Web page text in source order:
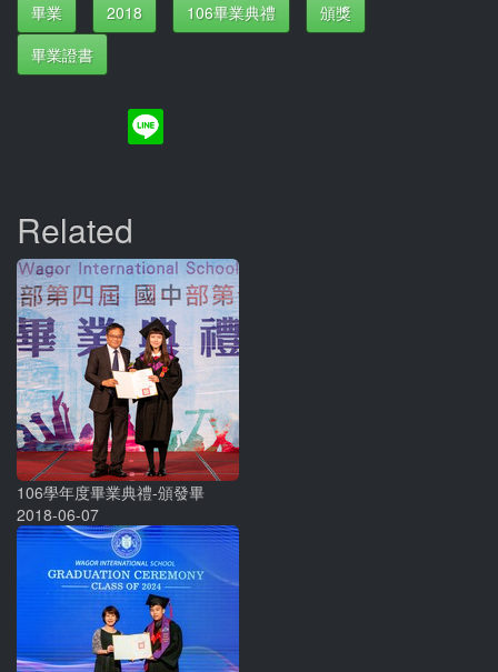
畢業
2018 106畢業典禮
頒獎
畢業證書
Related
106學年度畢業典禮-頒發畢
2018-06-07